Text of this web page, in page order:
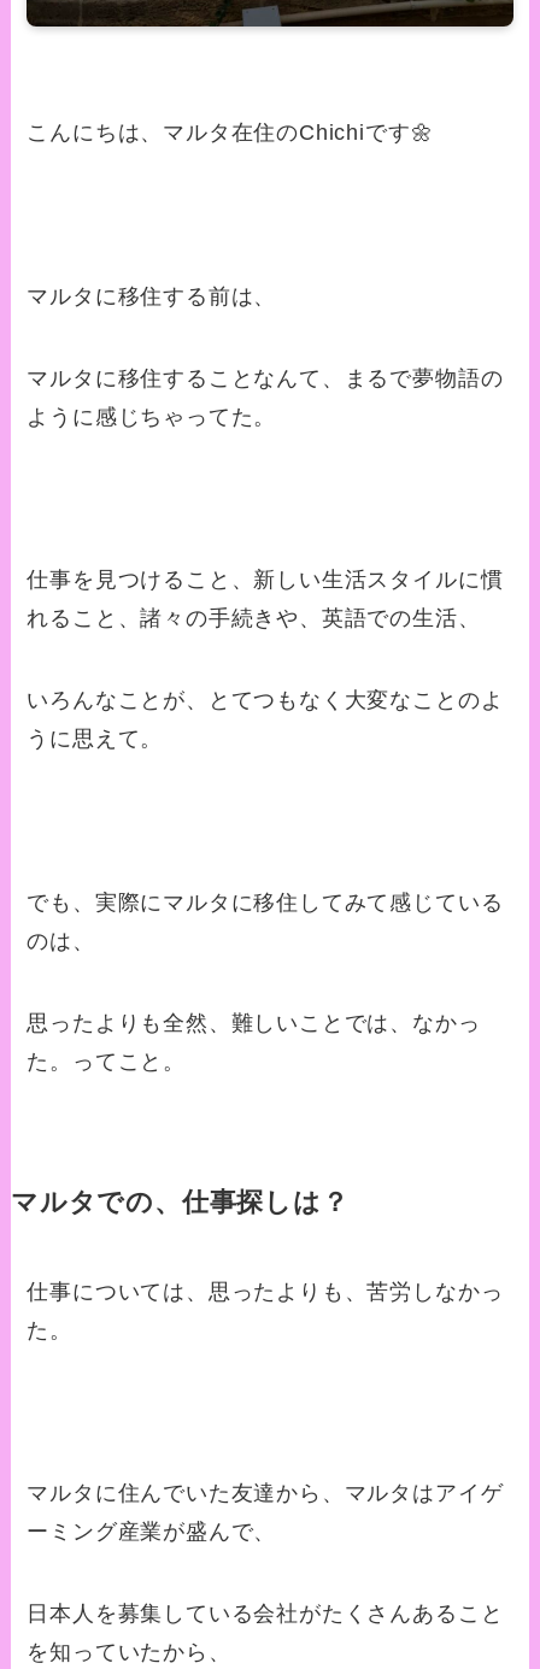
こんにちは、マルタ在住のChichiです🌼
マルタに移住する前は、
マルタに移住することなんて、まるで夢物語の
ように感じちゃってた。
仕事を見つけること、新しい生活スタイルに慣
れること、諸々の手続きや、英語での生活、
いろんなことが、とてつもなく大変なことのよ
うに思えて。
でも、実際にマルタに移住してみて感じている
のは、
思ったよりも全然、難しいことでは、なかっ
た。ってこと。
マルタでの、仕事探しは？
仕事については、思ったよりも、苦労しなかっ
た。
マルタに住んでいた友達から、マルタはアイゲ
ーミング産業が盛んで、
日本人を募集している会社がたくさんあること
を知っていたから、